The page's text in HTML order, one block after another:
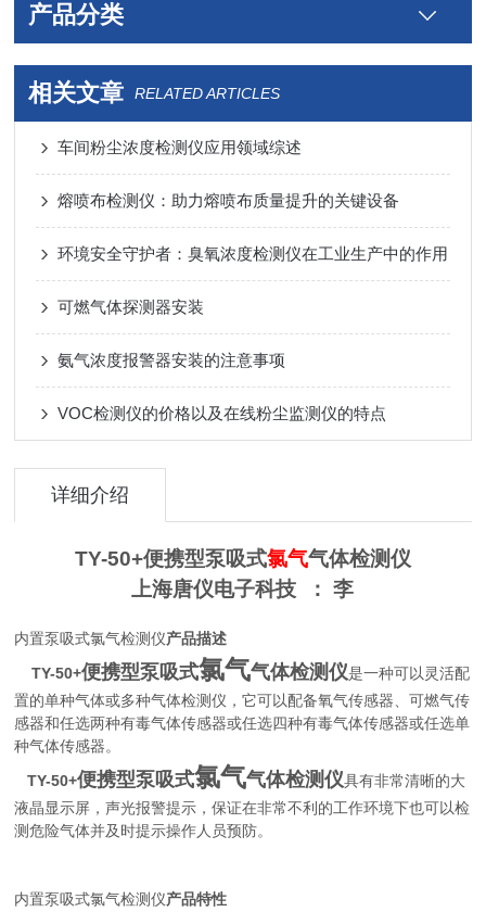
产品分类
相关文章 RELATED ARTICLES
车间粉尘浓度检测仪应用领域综述
熔喷布检测仪：助力熔喷布质量提升的关键设备
环境安全守护者：臭氧浓度检测仪在工业生产中的作用
可燃气体探测器安装
氨气浓度报警器安装的注意事项
VOC检测仪的价格以及在线粉尘监测仪的特点
详细介绍
TY-50+便携型泵吸式氯气气体检测仪
上海唐仪电子科技 ： 李
内置泵吸式氯气检测仪产品描述
TY-50+便携型泵吸式氯气气体检测仪是一种可以灵活配
置的单种气体或多种气体检测仪，它可以配备氧气传感器、可燃气传
感器和任选两种有毒气体传感器或任选四种有毒气体传感器或任选单
种气体传感器。
TY-50+便携型泵吸式氯气气体检测仪具有非常清晰的大
液晶显示屏，声光报警提示，保证在非常不利的工作环境下也可以检
测危险气体并及时提示操作人员预防。
内置泵吸式氯气检测仪产品特性